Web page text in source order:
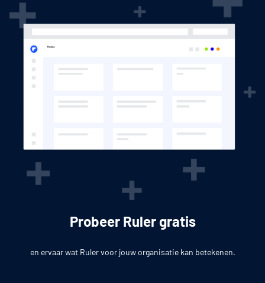
Probeer Ruler gratis
en ervaar wat Ruler voor jouw organisatie kan betekenen.